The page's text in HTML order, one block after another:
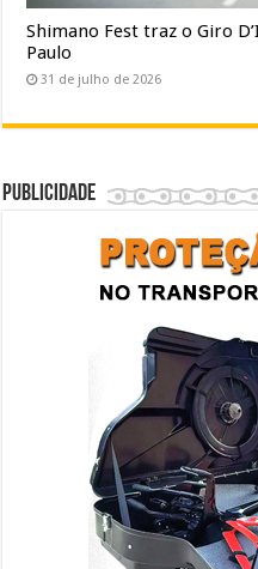
Shimano Fest traz o Giro
Paulo
31 de julho de 2026
Publicidade